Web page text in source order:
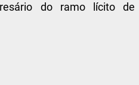
do ramo lícito de